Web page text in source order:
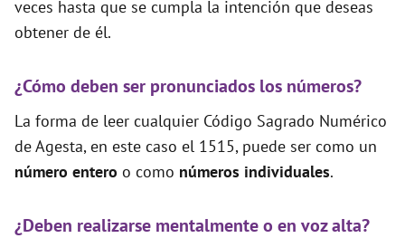
veces hasta que se cumpla la intención que deseas
obtener de él.
¿Cómo deben ser pronunciados los números?
La forma de leer cualquier Código Sagrado Numérico
de Agesta, en este caso el 1515, puede ser como un
número entero o como números individuales.
¿Deben realizarse mentalmente o en voz alta?